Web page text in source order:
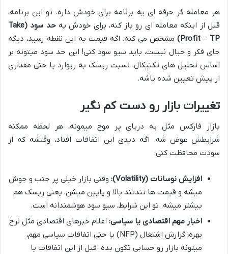
هر معامله گر حرفه ای یه برنامه برای خودش داره. تو این برنامه،
قبل از اینکه معامله ای رو باز کنه، برای خودش یه
حد سود (Take
Profit – TP) مشخص می کنه. اگه قیمت به این نقطه رسید، دیگه
جای فکر و خیال نیست، باید سیو سود کنی! این حد سود میتونه بر
اساس تحلیل های تکنیکال، نسبت ریسک به ریوارد یا حتی مقداری
از پیش تعیین شده باشه.
تغییرات بازار رو دست کم نگیر
بازار فارکس مثل یه دریای پر موج میمونه، هر لحظه ممکنه
شرایطش عوض شه. اگه دیدی این اتفاقات افتاد، وقتشه که از
سودت محافظت کنی:
افزایش نوسانات (Volatility):
وقتی بازار خیلی پر جنب و جوش
میشه و قیمت ها تندتند بالا و پایین میشن، یعنی ریسک هم
بیشتر میشه. تو این شرایط، سیو سود هوشمندانه است.
اخبار مهم اقتصادی یا سیاسی: اعلام خبرهای اقتصادی مثل نرخ
بهره، گزارش اشتغال (NFP) یا حتی اتفاقات سیاسی مهم،
میتونه بازار رو حسابی تکون بده. قبل از این اتفاقات یا